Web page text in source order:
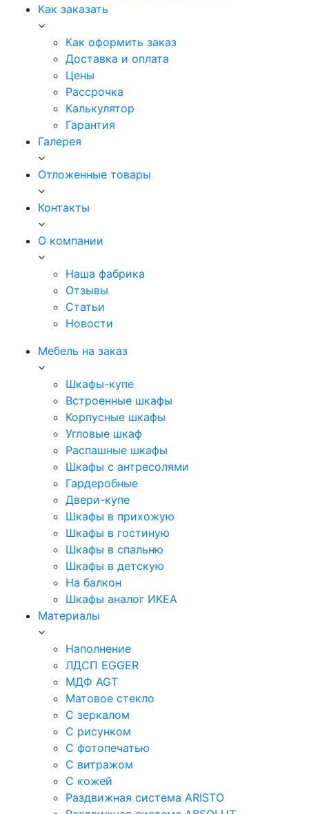
Как заказать
Как оформить заказ
Доставка и оплата
Цены
Рассрочка
Калькулятор
Гарантия
Галерея
Отложенные товары
Контакты
О компании
Наша фабрика
Отзывы
Статьи
Новости
Мебель на заказ
Шкафы-купе
Встроенные шкафы
Корпусные шкафы
Угловые шкаф
Распашные шкафы
Шкафы с антресолями
Гардеробные
Двери-купе
Шкафы в прихожую
Шкафы в гостиную
Шкафы в спальню
Шкафы в детскую
На балкон
Шкафы аналог ИКЕА
Материалы
Наполнение
ЛДСП EGGER
МДФ AGT
Матовое стекло
С зеркалом
С рисунком
С фотопечатью
С витражом
С кожей
Раздвижная система ARISTO